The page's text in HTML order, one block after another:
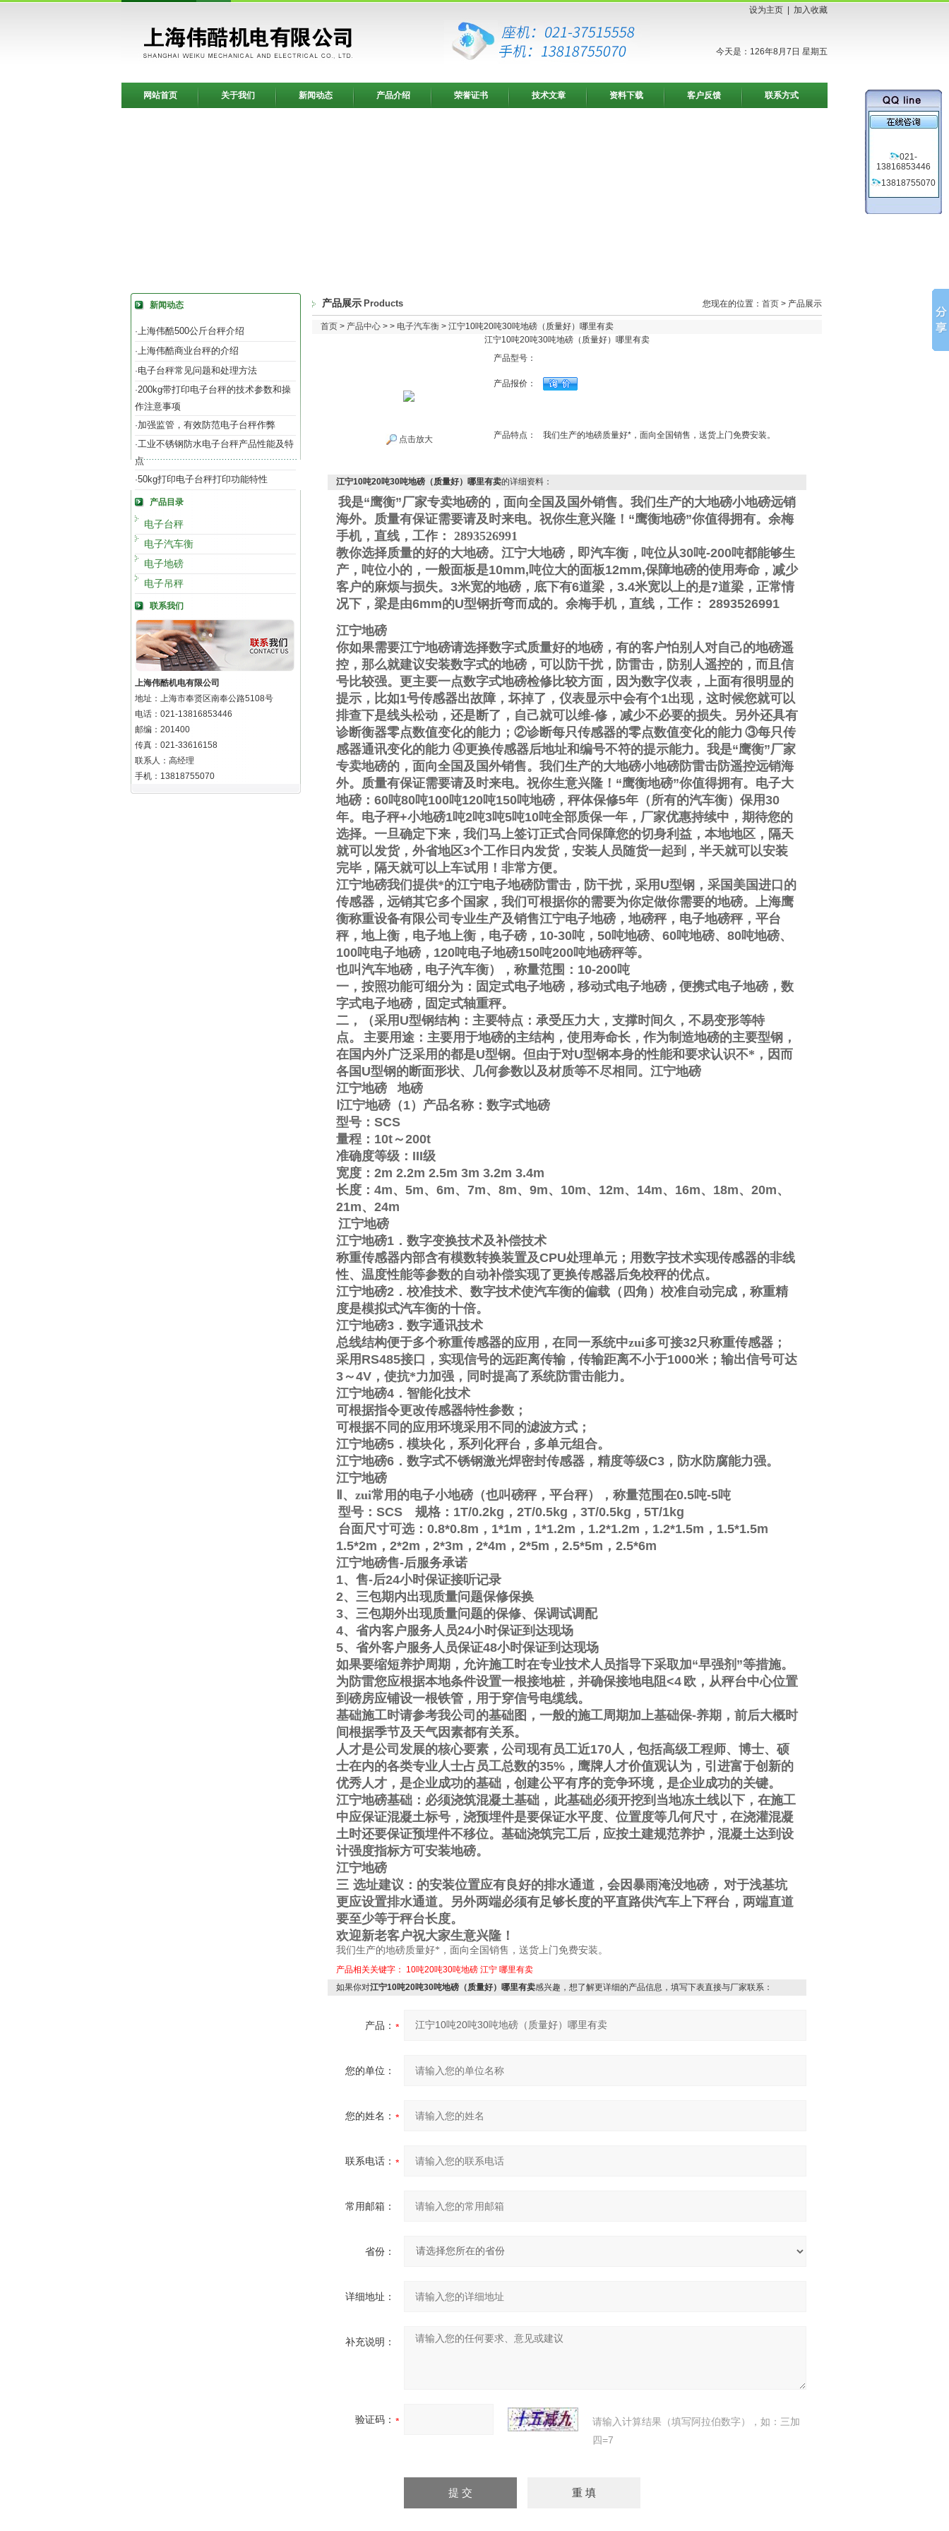
设为主页 加入收藏
今天是：126年8月7日 星期五
网站首页 关于我们 新闻动态 产品介绍 荣誉证书 技术文章 资料下载 客户反馈 联系方式
新闻动态
·上海伟酷500公斤台秤介绍
·上海伟酷商业台秤的介绍
·电子台秤常见问题和处理方法
·200kg带打印电子台秤的技术参数和操
作注意事项
·加强监管，有效防范电子台秤作弊
·工业不锈钢防水电子台秤产品性能及特
点
·50kg打印电子台秤打印功能特性
产品目录
电子台秤
电子汽车衡
电子地磅
电子吊秤
联系我们
上海伟酷机电有限公司
地址：上海市奉贤区南奉公路5108号
电话：021-13816853446
邮编：201400
传真：021-33616158
联系人：高经理
手机：13818755070
产品展示 Products 您现在的位置： 首页 > 产品展示
首页 > 产品中心 > > 电子汽车衡 > 江宁10吨20吨30吨地磅（质量好）哪里有卖
江宁10吨20吨30吨地磅（质量好）哪里有卖
点击放大
产品型号：
产品报价：
产品特点： 我们生产的地磅质量好*，面向全国销售，送货上门免费安装。
江宁10吨20吨30吨地磅（质量好）哪里有卖的详细资料：
我是“鹰衡”厂家专卖地磅的，面向全国及国外销售。我们生产的大地磅小地磅远销
海外。质量有保证需要请及时来电。祝你生意兴隆！“鹰衡地磅”你值得拥有。 余梅
手机，直线 ，工作 ： 2893526991
教你选择质量的好的大地磅。江宁大地磅，即汽车衡，吨位从30吨-200吨都能够生
产，吨位小的，一般面板是10mm,吨位大的面板12mm,保障地磅的使用寿命，减少
客户的麻烦与损失。 3米宽的地磅，底下有6道梁， 3.4米宽以上的是7道梁，正常情
况下，梁是由6mm的U型钢折弯而成的。 余梅手机，直线 ，工作 ： 2893526991
江宁地磅
你如果需要江宁地磅请选择数字式质量好的地磅，有的客户怕别人对自己的地磅遥
控，那么就建议安装数字式的地磅，可以防干扰，防雷击，防别人遥控的，而且信
号比较强。更主要一点数字式地磅检修比较方面，因为数字仪表，上面有很明显的
提示，比如1号传感器出故障，坏掉了，仪表显示中会有个1出现，这时候您就可以
排查下是线头松动，还是断了，自己就可以维-修，减少不必要的损失。另外还具有
诊断衡器零点数值变化的能力； ②诊断每只传感器的零点数值变化的能力 ③每只传
感器通讯变化的能力 ④更换传感器后地址和编号不符的提示能力。我是“鹰衡”厂家
专卖地磅的，面向全国及国外销售。我们生产的大地磅小地磅防雷击防遥控远销海
外。质量有保证需要请及时来电。祝你生意兴隆！ “鹰衡地磅”你值得拥有。电子大
地磅： 60吨80吨100吨120吨150吨地磅，秤体保修5年（所有的汽车衡）保用30
年。电子秤+小地磅1吨2吨3吨5吨10吨全部质保一年，厂家优惠持续中，期待您的
选择。一旦确定下来，我们马上签订正式合同保障您的切身利益，本地地区，隔天
就可以发货，外省地区3个工作日内发货，安装人员随货一起到，半天就可以安装
完毕，隔天就可以上车试用！非常方便。
江宁地磅我们提供*的江宁电子地磅防雷击，防干扰，采用 U型钢，采国美国进口的
传感器，远销其它多个国家，我们可根据你的需要为你定做你需要的地磅。上海鹰
衡称重设备有限公司专业生产及销售江宁电子地磅，地磅秤，电子地磅秤，平台
秤，地上衡，电子地上衡，电子磅， 10-30吨， 50吨地磅、 60吨地磅、 80吨地磅、
100吨电子地磅， 120吨电子地磅150吨200吨地磅秤等。
也叫汽车地磅，电子汽车衡），称量范围： 10-200吨
一，按照功能可细分为：固定式电子地磅，移动式电子地磅，便携式电子地磅，数
字式电子地磅，固定式轴重秤。
二，（采用 U型钢结构：主要特点：承受压力大，支撑时间久，不易变形等特
点。
主要用途：主要用于地磅的主结构，使用寿命长，作为制造地磅的主要型钢，
在国内外广泛采用的都是U型钢。但由于对U型钢本身的性能和要求认识不*，因而
各国 U型钢的断面形状、几何参数以及材质等不尽相同。 江宁地磅
江宁地磅
地磅
江宁地磅（1）产品名称：数字式地磅
型号： SCS
量程： 10t～200t
准确度等级： III级
宽度： 2m 2.2m 2.5m 3m 3.2m 3.4m
长度： 4m、 5m、 6m、 7m、 8m、 9m、 10m、 12m、 14m、 16m、 18m、 20m、
21m、 24m
江宁地磅
江宁地磅1 ．数字变换技术及补偿技术
称重传感器内部含有模数转换装置及CPU处理单元；用数字技术实现传感器的非线
性、温度性能等参数的自动补偿实现了更换传感器后免校秤的优点。
江宁地磅2 ．校准技术、数字技术使汽车衡的偏载（四角）校准自动完成，称重精
度是模拟式汽车衡的十倍。
江宁地磅3 ．数字通讯技术
总线结构便于多个称重传感器的应用，在同一系统中zui多可接32只称重传感器；
采用 RS485接口，实现信号的远距离传输，传输距离不小于1000米；输出信号可达
3～4V ，使抗*力加强，同时提高了系统防雷击能力。
江宁地磅4 ．智能化技术
可根据指令更改传感器特性参数；
可根据不同的应用环境采用不同的滤波方式；
江宁地磅5 ．模块化，系列化秤台，多单元组合。
江宁地磅6 ．数字式不锈钢激光焊密封传感器，精度等级C3 ，防水防腐能力强。
江宁地磅
、zui常用的电子小地磅（也叫磅秤，平台秤），称量范围在0.5吨-5吨
型号： SCS 规格： 1T/0.2kg ， 2T/0.5kg ， 3T/0.5kg ， 5T/1kg
台面尺寸可选： 0.8*0.8m ， 1*1m ， 1*1.2m ， 1.2*1.2m ， 1.2*1.5m ， 1.5*1.5m
1.5*2m ， 2*2m ， 2*3m ， 2*4m ， 2*5m ， 2.5*5m ， 2.5*6m
江宁地磅售-后服务承诺
1、售-后24小时保证接听记录
2、三包期内出现质量问题保修保换
3、三包期外出现质量问题的保修、保调试调配
4、省内客户服务人员24小时保证到达现场
5、省外客户服务人员保证48小时保证到达现场
如果要缩短养护周期，允许施工时在专业技术人员指导下采取加“早强剂 ”等措施。
为防雷您应根据本地条件设置一根接地桩，并确保接地电阻<4 欧，从秤台中心位置
到磅房应铺设一根铁管，用于穿信号电缆线。
基础施工时请参考我公司的基础图，一般的施工周期加上基础保-养期，前后大概时
间根据季节及天气因素都有关系。
人才是公司发展的核心要素，公司现有员工近170人，包括高级工程师、博士、硕
士在内的各类专业人士占员工总数的35% ，鹰牌人才价值观认为，引进富于创新的
优秀人才，是企业成功的基础，创建公平有序的竞争环境，是企业成功的关键。
江宁地磅基础：必须浇筑混凝土基础， 此基础必须开挖到当地冻土线以下，在施工
中应保证混凝土标号，浇预埋件是要保证水平度、位置度等几何尺寸，在浇灌混凝
土时还要保证预埋件不移位。基础浇筑完工后，应按土建规范养护，混凝土达到设
计强度指标方可安装地磅。
江宁地磅
三 选址建议：的安装位置应有良好的排水通道，会因暴雨淹没地磅， 对于浅基坑
更应设置排水通道。另外两端必须有足够长度的平直路供汽车上下秤台，两端直道
要至少等于秤台长度。
欢迎新老客户祝大家生意兴隆！
我们生产的地磅质量好*，面向全国销售，送货上门免费安装。
产品相关关键字： 10吨20吨30吨地磅 江宁 哪里有卖
如果你对江宁10吨20吨30吨地磅（质量好）哪里有卖感兴趣，想了解更详细的产品信息，填写下表直接与厂家联系：
产品：
您的单位：
您的姓名：
联系电话：
常用邮箱：
省份：
详细地址：
补充说明：
验证码：
请输入计算结果（填写阿拉伯数字），如：三加
四=7
021-
13816853446
13818755070